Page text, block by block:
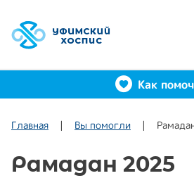
Как
Главная Вы помогли
Рамадан 2025